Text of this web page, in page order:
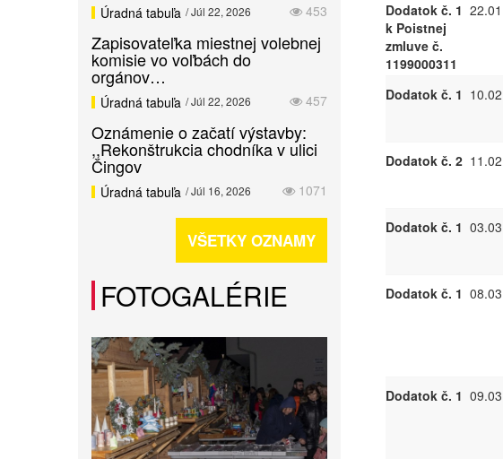
Dodatok č. 1
k Poistnej
zmluve č.
1199000311
Dodatok č. 1
Dodatok č. 2
Dodatok č. 1
Dodatok č. 1
Dodatok č. 1
453
Úradná tabuľa / Júl 22, 2026
Zapisovateľka miestnej volebnej
komisie vo voľbách do
orgánov…
457
Úradná tabuľa / Júl 22, 2026
Oznámenie o začatí výstavby:
,,Rekonštrukcia chodníka v ulici
Čingov
1071
Úradná tabuľa / Júl 16, 2026
VŠETKY OZNAMY
FOTOGALÉRIE